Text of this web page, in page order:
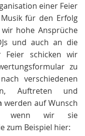
einer Feier
für den Erfolg
hohe Ansprüche
und auch an die
Feier schicken wir
zu
verschiedenen
Auftreten und
werden auf Wunsch
wenn wir sie
zum Beispiel hier: